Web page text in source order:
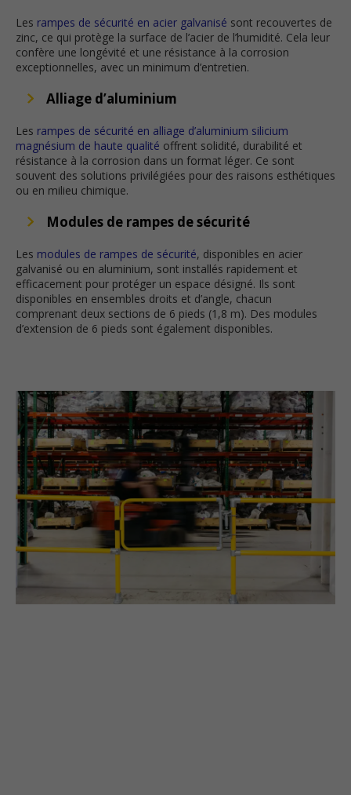
Les rampes de sécurité en acier galvanisé sont recouvertes de
zinc, ce qui protège la surface de l’acier de l’humidité. Cela leur
confère une longévité et une résistance à la corrosion
exceptionnelles, avec un minimum d’entretien.
Alliage d’aluminium
Les rampes de sécurité en alliage d’aluminium silicium
magnésium de haute qualité offrent solidité, durabilité et
résistance à la corrosion dans un format léger. Ce sont
souvent des solutions privilégiées pour des raisons esthétiques
ou en milieu chimique.
Modules de rampes de sécurité
Les modules de rampes de sécurité, disponibles en acier
galvanisé ou en aluminium, sont installés rapidement et
efficacement pour protéger un espace désigné. Ils sont
disponibles en ensembles droits et d’angle, chacun
comprenant deux sections de 6 pieds (1,8 m). Des modules
d’extension de 6 pieds sont également disponibles.